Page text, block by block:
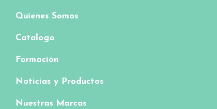
Quienes Somos
Catalogo
Formación
Noticias y Productos
Nuestras Marcas